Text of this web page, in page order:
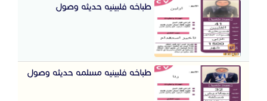
طباخه فلبينيه حديثه وصول
طباخه فلبينيه مسلمه حديثه وصول